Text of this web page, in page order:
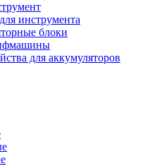
инструмента
блоки
для аккумуляторов